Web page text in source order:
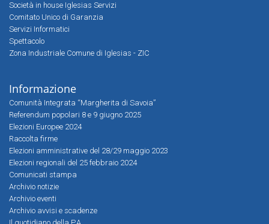
Società in house Iglesias Servizi
Comitato Unico di Garanzia
Servizi Informatici
Spettacolo
Zona Industriale Comune di Iglesias - ZIC
Informazione
Comunità Integrata “Margherita di Savoia”
Referendum popolari 8 e 9 giugno 2025
Elezioni Europee 2024
Raccolta firme
Elezioni amministrative del 28/29 maggio 2023
Elezioni regionali del 25 febbraio 2024
Comunicati stampa
Archivio notizie
Archivio eventi
Archivio avvisi e scadenze